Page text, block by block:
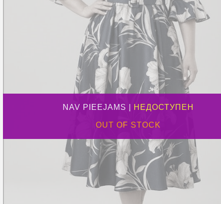
NAV PIEEJAMS | НЕДОСТУПЕН
OUT OF STOCK